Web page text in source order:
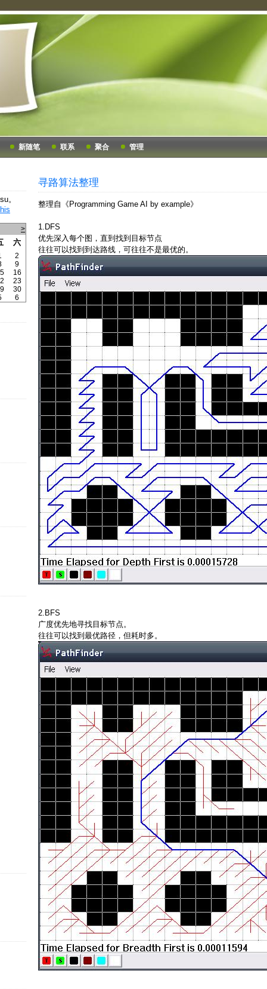
新随笔 联系 聚合 管理
。
>
六
2
9
16
23
30
6
寻路算法整理
整理自《Programming Game AI by example》
1.DFS
优先深入每个图，直到找到目标节点
往往可以找到到达路线，可往往不是最优的。
2.BFS
广度优先地寻找目标节点。
往往可以找到最优路径，但耗时多。